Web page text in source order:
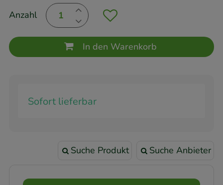
Anzahl
In den Warenkorb
Sofort lieferbar
Suche Produkt Suche Anbieter